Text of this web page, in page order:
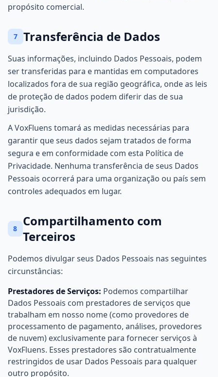
propósito comercial.
7 Transferência de Dados
Suas informações, incluindo Dados Pessoais, podem
ser transferidas para e mantidas em computadores
localizados fora de sua região geográfica, onde as leis
de proteção de dados podem diferir das de sua
jurisdição.
A VoxFluens tomará as medidas necessárias para
garantir que seus dados sejam tratados de forma
segura e em conformidade com esta Política de
Privacidade. Nenhuma transferência de seus Dados
Pessoais ocorrerá para uma organização ou país sem
controles adequados em lugar.
8
Compartilhamento com
Terceiros
Podemos divulgar seus Dados Pessoais nas seguintes
circunstâncias:
Prestadores de Serviços: Podemos compartilhar
Dados Pessoais com prestadores de serviços que
trabalham em nosso nome (como provedores de
processamento de pagamento, análises, provedores
de nuvem) exclusivamente para fornecer serviços à
VoxFluens. Esses prestadores são contratualmente
restringidos de usar Dados Pessoais para qualquer
outro propósito.